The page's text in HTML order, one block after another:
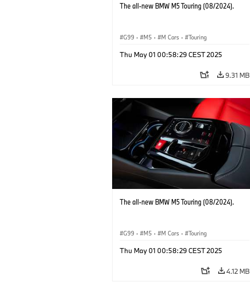
The all-new BMW M5 Touring (08/2024).
G99 · M5 · M Cars · Touring
Thu May 01 00:58:29 CEST 2025
9.31 MB
The all-new BMW M5 Touring (08/2024).
G99 · M5 · M Cars · Touring
Thu May 01 00:58:29 CEST 2025
4.12 MB